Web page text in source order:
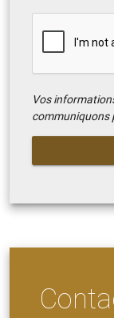
Vos
communiquons